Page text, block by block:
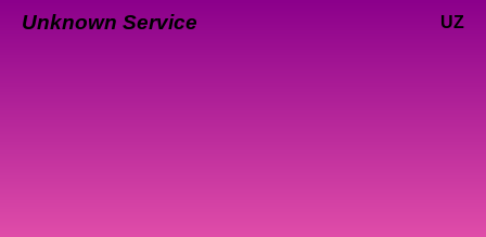
Unknown Service UZ